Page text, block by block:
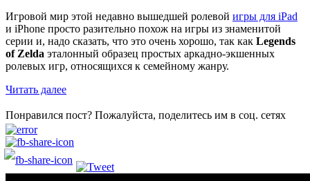
Игровой мир этой недавно вышедшей ролевой игры для iPad
и iPhone просто разительно похож на игры из знаменитой
серии и, надо сказать, что это очень хорошо, так как Legends
of Zelda эталонный образец простых аркадно-экшенных
ролевых игр, относящихся к семейному жанру.
Читать далее
Понравился пост? Пожалуйста, поделитесь им в соц. сетях